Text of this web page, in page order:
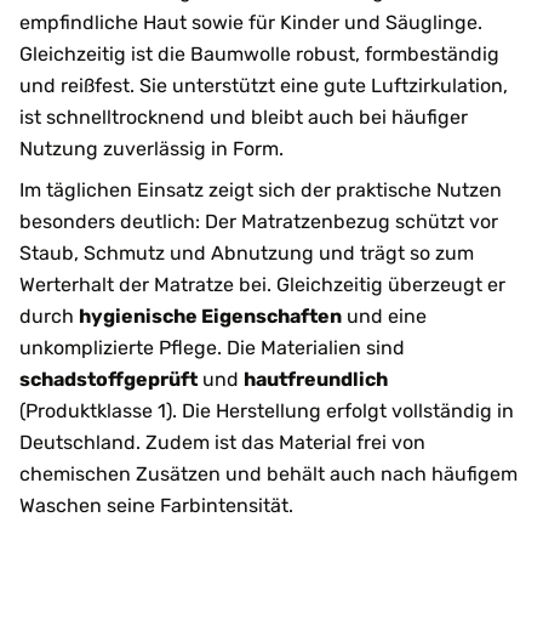
empfindliche Haut sowie für Kinder und Säuglinge.
Gleichzeitig ist die Baumwolle robust, formbeständig
und reißfest. Sie unterstützt eine gute Luftzirkulation,
ist schnelltrocknend und bleibt auch bei häufiger
Nutzung zuverlässig in Form.
Im täglichen Einsatz zeigt sich der praktische Nutzen
besonders deutlich: Der Matratzenbezug schützt vor
Staub, Schmutz und Abnutzung und trägt so zum
Werterhalt der Matratze bei. Gleichzeitig überzeugt er
durch hygienische Eigenschaften und eine
unkomplizierte Pflege. Die Materialien sind
schadstoffgeprüft und hautfreundlich
(Produktklasse 1). Die Herstellung erfolgt vollständig in
Deutschland. Zudem ist das Material frei von
chemischen Zusätzen und behält auch nach häufigem
Waschen seine Farbintensität.